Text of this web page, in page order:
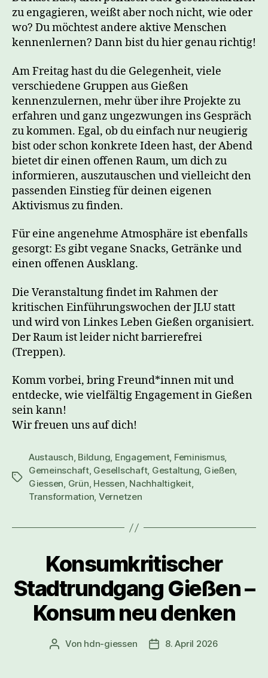
zu engagieren, weißt aber noch nicht, wie oder
wo? Du möchtest andere aktive Menschen
kennenlernen? Dann bist du hier genau richtig!
Am Freitag hast du die Gelegenheit, viele
verschiedene Gruppen aus Gießen
kennenzulernen, mehr über ihre Projekte zu
erfahren und ganz ungezwungen ins Gespräch
zu kommen. Egal, ob du einfach nur neugierig
bist oder schon konkrete Ideen hast, der Abend
bietet dir einen offenen Raum, um dich zu
informieren, auszutauschen und vielleicht den
passenden Einstieg für deinen eigenen
Aktivismus zu finden.
Für eine angenehme Atmosphäre ist ebenfalls
gesorgt: Es gibt vegane Snacks, Getränke und
einen offenen Ausklang.
Die Veranstaltung findet im Rahmen der
kritischen Einführungswochen der JLU statt
und wird von Linkes Leben Gießen organisiert.
Der Raum ist leider nicht barrierefrei
(Treppen).
Komm vorbei, bring Freund*innen mit und
entdecke, wie vielfältig Engagement in Gießen
sein kann!
Wir freuen uns auf dich!
Schlagwörter
Austausch, Bildung, Engagement, Feminismus,
Gemeinschaft, Gesellschaft, Gestaltung, Gießen,
Giessen, Grün, Hessen, Nachhaltigkeit,
Transformation, Vernetzen
Konsumkritischer
Stadtrundgang Gießen –
Konsum neu denken
Beitragsautor
Von hdn-giessen Veröffentlichungsdatum
8. April 2026